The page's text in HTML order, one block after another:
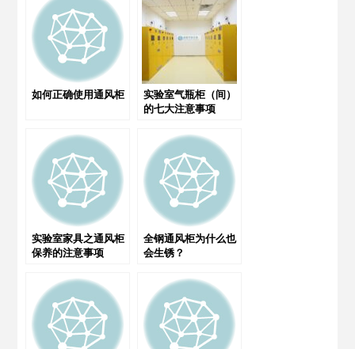
如何正确使用通风柜
实验室气瓶柜（间）
的七大注意事项
实验室家具之通风柜
保养的注意事项
全钢通风柜为什么也
会生锈？